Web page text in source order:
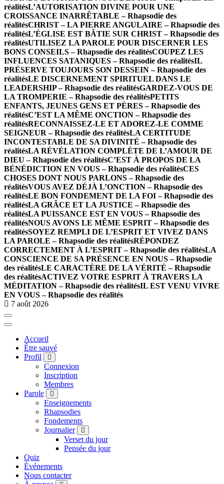
réalitésL’AUTORISATION DIVINE POUR UNE
CROISSANCE INARRÊTABLE – Rhapsodie des
réalitésCHRIST – LA PIERRE ANGULAIRE – Rhapsodie des
réalitésL’ÉGLISE EST BÂTIE SUR CHRIST – Rhapsodie des
réalitésUTILISEZ LA PAROLE POUR DISCERNER LES
BONS CONSEILS – Rhapsodie des réalitésCOUPEZ LES
INFLUENCES SATANIQUES – Rhapsodie des réalitésIL
PRÉSERVE TOUJOURS SON DESSEIN – Rhapsodie des
réalitésLE DISCERNEMENT SPIRITUEL DANS LE
LEADERSHIP – Rhapsodie des réalitésGARDEZ-VOUS DE
LA TROMPERIE – Rhapsodie des réalitésPETITS
ENFANTS, JEUNES GENS ET PÈRES – Rhapsodie des
réalitésC’EST LA MÊME ONCTION – Rhapsodie des
réalitésRECONNAISSEZ-LE ET ADOREZ-LE COMME
SEIGNEUR – Rhapsodie des réalitésLA CERTITUDE
INCONTESTABLE DE SA DIVINITÉ – Rhapsodie des
réalitésLA RÉVÉLATION COMPLÈTE DE L’AMOUR DE
DIEU – Rhapsodie des réalitésC’EST À PROPOS DE LA
BÉNÉDICTION EN VOUS – Rhapsodie des réalitésCES
CHOSES DONT NOUS PARLONS – Rhapsodie des
réalitésVOUS AVEZ DÉJÀ L’ONCTION – Rhapsodie des
réalitésLE BON FONDEMENT DE LA FOI – Rhapsodie des
réalitésLA GRÂCE ET LA JUSTICE – Rhapsodie des
réalitésLA PUISSANCE EST EN VOUS – Rhapsodie des
réalitésNOUS AVONS LE MÊME ESPRIT – Rhapsodie des
réalitésSOYEZ REMPLI DE L’ESPRIT ET VIVEZ DANS
LA PAROLE – Rhapsodie des réalitésRÉPONDEZ
CORRECTEMENT À L’ESPRIT – Rhapsodie des réalitésLA
CONSCIENCE DE SA PRÉSENCE EN NOUS – Rhapsodie
des réalitésLE CARACTÈRE DE LA VÉRITÉ – Rhapsodie
des réalitésACTIVEZ VOTRE ESPRIT À TRAVERS LA
MÉDITATION – Rhapsodie des réalitésIL EST VENU VIVRE
EN VOUS – Rhapsodie des réalités
7 août 2026
Accueil
Être sauvé
Profil
Connexion
Inscription
Membres
Parole
Enseignements
Rhapsodies
Fondements
Journalier
Verset du jour
Pensée du jour
Quiz
Événements
Nous contacter